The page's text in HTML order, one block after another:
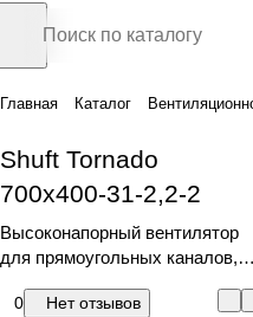
Главная Каталог
Shuft Tornado
700x400-31-2,2-2
Высоконапорный вентилятор
для прямоугольных каналов,
0
Нет отзывов